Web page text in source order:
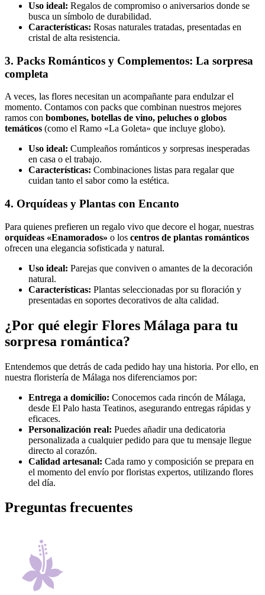
Uso ideal: Regalos de compromiso o aniversarios donde se
busca un símbolo de durabilidad.
Características: Rosas naturales tratadas, presentadas en
cristal de alta resistencia.
3. Packs Románticos y Complementos: La sorpresa
completa
A veces, las flores necesitan un acompañante para endulzar el
momento. Contamos con packs que combinan nuestros mejores
ramos con bombones, botellas de vino, peluches o globos
temáticos (como el Ramo «La Goleta» que incluye globo).
Uso ideal: Cumpleaños románticos y sorpresas inesperadas
en casa o el trabajo.
Características: Combinaciones listas para regalar que
cuidan tanto el sabor como la estética.
4. Orquídeas y Plantas con Encanto
Para quienes prefieren un regalo vivo que decore el hogar, nuestras
orquídeas «Enamorados» o los centros de plantas románticos
ofrecen una elegancia sofisticada y natural.
Uso ideal: Parejas que conviven o amantes de la decoración
natural.
Características: Plantas seleccionadas por su floración y
presentadas en soportes decorativos de alta calidad.
¿Por qué elegir Flores Málaga para tu
sorpresa romántica?
Entendemos que detrás de cada pedido hay una historia. Por ello, en
nuestra floristería de Málaga nos diferenciamos por:
Entrega a domicilio: Conocemos cada rincón de Málaga,
desde El Palo hasta Teatinos, asegurando entregas rápidas y
eficaces.
Personalización real: Puedes añadir una dedicatoria
personalizada a cualquier pedido para que tu mensaje llegue
directo al corazón.
Calidad artesanal: Cada ramo y composición se prepara en
el momento del envío por floristas expertos, utilizando flores
del día.
Preguntas frecuentes